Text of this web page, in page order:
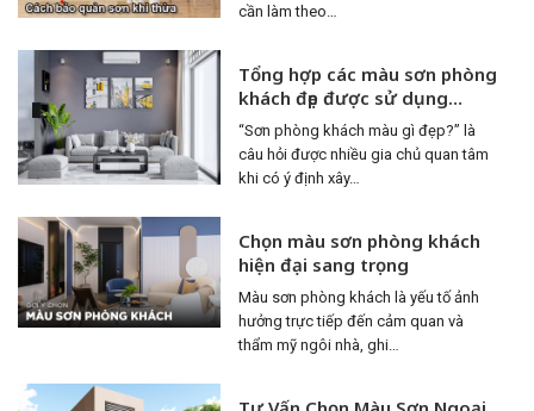
cần làm theo…
Tổng hợp các màu sơn phòng
khách đẹp được sử dụng
nhiều nhất
“Sơn phòng khách màu gì đẹp?” là
câu hỏi được nhiều gia chủ quan tâm
khi có ý định xây…
Chọn màu sơn phòng khách
hiện đại sang trọng
Màu sơn phòng khách là yếu tố ảnh
hưởng trực tiếp đến cảm quan và
thẩm mỹ ngôi nhà, ghi…